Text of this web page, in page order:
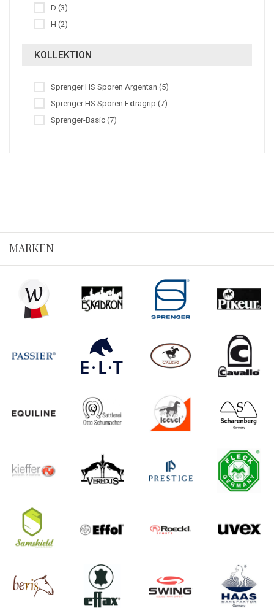
D (3)
H (2)
KOLLEKTION
Sprenger HS Sporen Argentan (5)
Sprenger HS Sporen Extragrip (7)
Sprenger-Basic (7)
MARKEN